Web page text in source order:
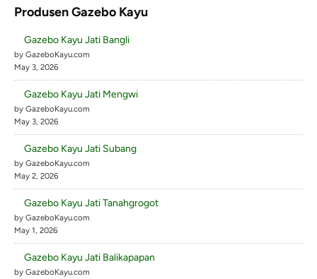
Produsen Gazebo Kayu
Gazebo Kayu Jati Bangli
by GazeboKayu.com
May 3, 2026
Gazebo Kayu Jati Mengwi
by GazeboKayu.com
May 3, 2026
Gazebo Kayu Jati Subang
by GazeboKayu.com
May 2, 2026
Gazebo Kayu Jati Tanahgrogot
by GazeboKayu.com
May 1, 2026
Gazebo Kayu Jati Balikapapan
by GazeboKayu.com